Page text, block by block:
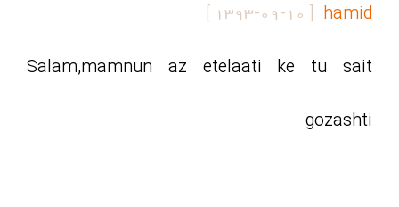
hamid
[
1393-09-10
]
Salam,mamnun az etelaati ke tu sait
gozashti